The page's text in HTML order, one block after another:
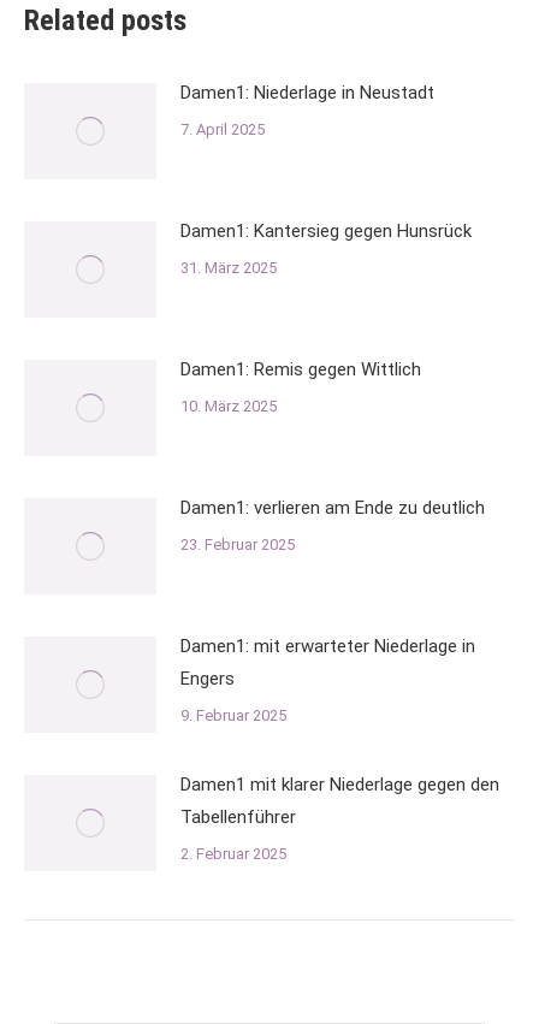
Related posts
Damen1: Niederlage in Neustadt
7. April 2025
Damen1: Kantersieg gegen Hunsrück
31. März 2025
Damen1: Remis gegen Wittlich
10. März 2025
Damen1: verlieren am Ende zu deutlich
23. Februar 2025
Damen1: mit erwarteter Niederlage in
Engers
9. Februar 2025
Damen1 mit klarer Niederlage gegen den
Tabellenführer
2. Februar 2025